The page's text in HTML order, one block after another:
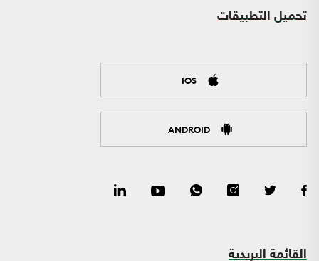
تحميل التطبيقات
IOS
ANDROID
القائمة البريدية